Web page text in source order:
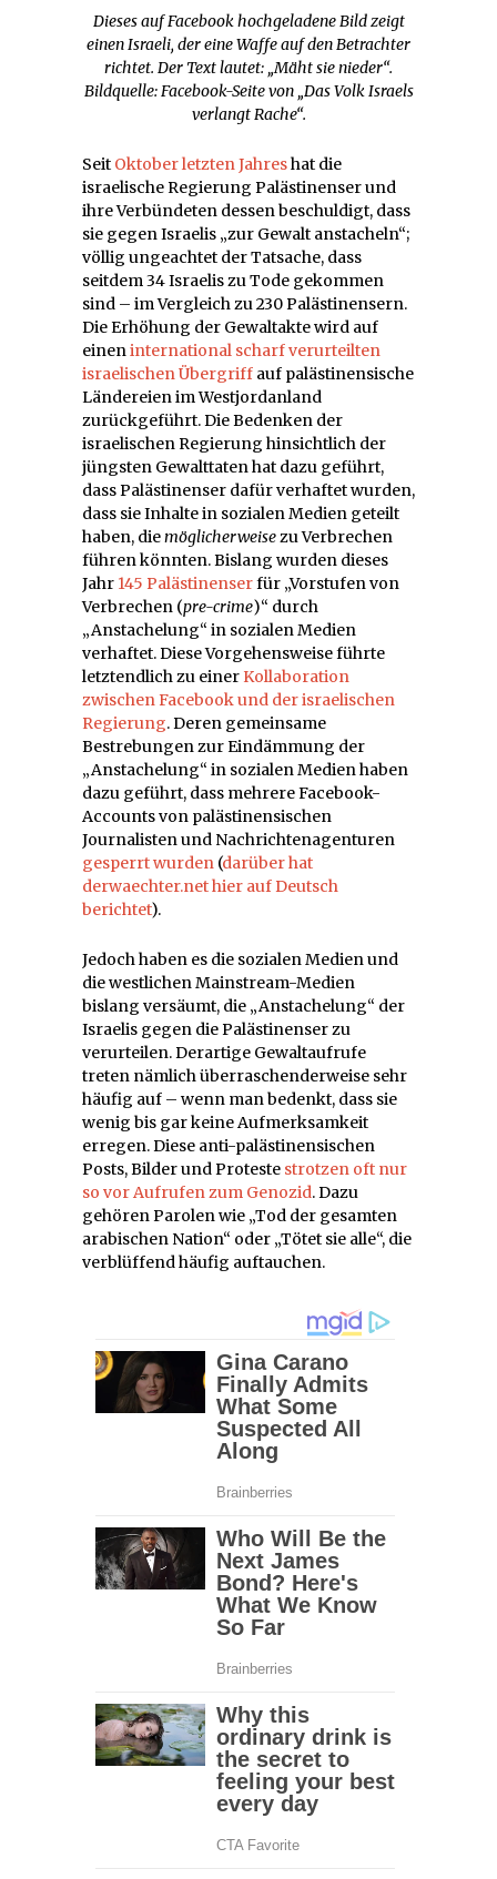
Dieses auf Facebook hochgeladene Bild zeigt
einen Israeli, der eine Waffe auf den Betrachter
richtet. Der Text lautet: „Mäht sie nieder“.
Bildquelle: Facebook-Seite von „Das Volk Israels
verlangt Rache“.
Seit Oktober letzten Jahreshat die
israelische Regierung Palästinenser und
ihre Verbündeten dessen beschuldigt, dass
sie gegen Israelis „zur Gewalt anstacheln“;
völlig ungeachtet der Tatsache, dass
seitdem 34 Israelis zu Tode gekommen
sind – im Vergleich zu 230 Palästinensern.
Die Erhöhung der Gewaltakte wird auf
eineninternational scharf verurteilten
israelischen Übergriff auf palästinensische
Ländereien im Westjordanland
zurückgeführt. Die Bedenken der
israelischen Regierung hinsichtlich der
jüngsten Gewalttaten hat dazu geführt,
dass Palästinenser dafür verhaftet wurden,
dass sie Inhalte in sozialen Medien geteilt
haben, diemöglicherweisezu Verbrechen
führen könnten. Bislang wurden dieses
Jahr 145 Palästinenserfür „Vorstufen von
Verbrechen (pre-crime)“ durch
„Anstachelung“ in sozialen Medien
verhaftet. Diese Vorgehensweise führte
letztendlich zu einer Kollaboration
zwischen Facebook und der israelischen
Regierung. Deren gemeinsame
Bestrebungen zur Eindämmung der
„Anstachelung“ in sozialen Medien haben
dazu geführt, dass mehrere Facebook-
Accounts von palästinensischen
Journalisten und Nachrichtenagenturen
gesperrt wurden (darüber hat
derwaechter.net hier auf Deutsch
berichtet).
Jedoch haben es die sozialen Medien und
die westlichen Mainstream-Medien
bislang versäumt, die „Anstachelung“ der
Israelis gegen die Palästinenser zu
verurteilen. Derartige Gewaltaufrufe
treten nämlich überraschenderweise sehr
häufig auf – wenn man bedenkt, dass sie
wenig bis gar keine Aufmerksamkeit
erregen. Diese anti-palästinensischen
Posts, Bilder und Proteste strotzen oft nur
so vor Aufrufen zum Genozid. Dazu
gehören Parolen wie „Tod der gesamten
arabischen Nation“ oder „Tötet sie alle“, die
verblüffend häufig auftauchen.